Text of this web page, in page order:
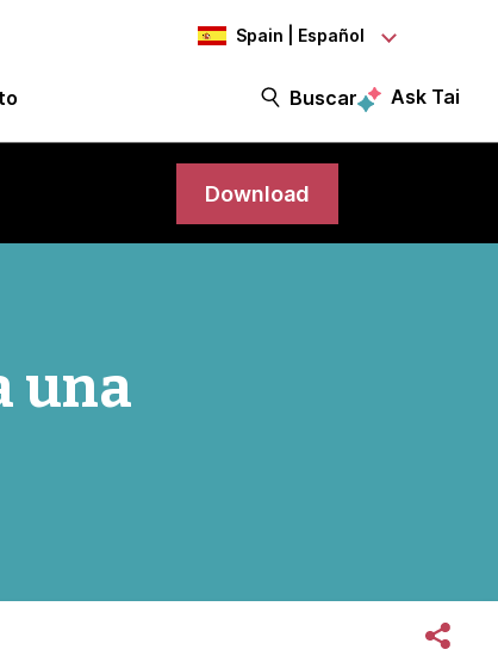
Spain | Español
Buscar Ask Tai
Download
una